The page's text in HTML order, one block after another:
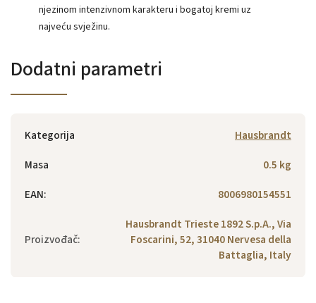
njezinom intenzivnom karakteru i bogatoj kremi uz
najveću svježinu.
Dodatni parametri
Kategorija
Hausbrandt
Masa
0.5 kg
EAN: 8006980154551
Proizvođač:
Hausbrandt Trieste 1892 S.p.A., Via
Foscarini, 52, 31040 Nervesa della
Battaglia, Italy